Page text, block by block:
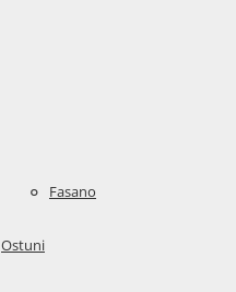
Fasano
Ostuni